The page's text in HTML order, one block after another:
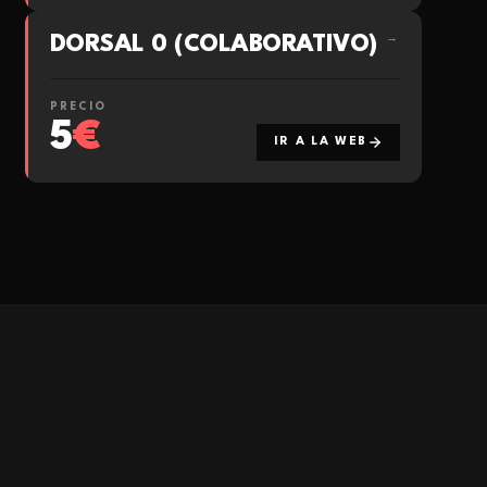
DORSAL 0 (COLABORATIVO) →
PRECIO
5€ IR A LA WEB